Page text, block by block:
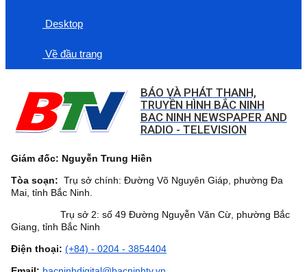
Desktop
Về đầu trang
BÁO VÀ PHÁT THANH,
TRUYỀN HÌNH BẮC NINH
BAC NINH NEWSPAPER AND
RADIO - TELEVISION
Giám đốc: Nguyễn Trung Hiền
Tòa soạn: Trụ sở chính: Đường Võ Nguyên Giáp, phường Đa
Mai, tỉnh Bắc Ninh.
Trụ sở 2: số 49 Đường Nguyễn Văn Cừ, phường Bắc
Giang, tỉnh Bắc Ninh
Điện thoại: (+84) - 0204 - 3854404